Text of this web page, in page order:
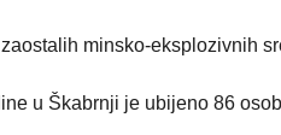
minsko-eksplozivnih
u Škabrnji je ubijeno 86